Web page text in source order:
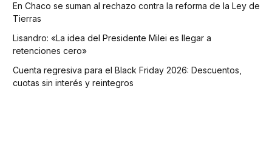
En Chaco se suman al rechazo contra la reforma de la Ley de
Tierras
Lisandro: «La idea del Presidente Milei es llegar a
retenciones cero»
Cuenta regresiva para el Black Friday 2026: Descuentos,
cuotas sin interés y reintegros